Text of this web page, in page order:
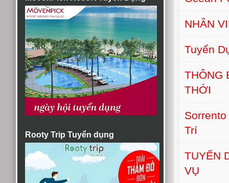
Rooty Trip Tuyển dụng
NHÂN
Tuyển
THÔNG
THỚI
Trí
TUYỂN
VỤ